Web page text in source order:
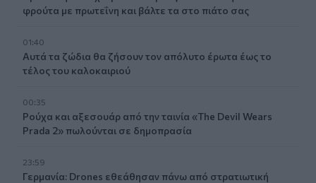
φρούτα με πρωτεΐνη και βάλτε τα στο πιάτο σας
01:40
Αυτά τα ζώδια θα ζήσουν τον απόλυτο έρωτα έως το
τέλος του καλοκαιριού
00:35
Ρούχα και αξεσουάρ από την ταινία «The Devil Wears
Prada 2» πωλούνται σε δημοπρασία
23:59
Γερμανία: Drones εθεάθησαν πάνω από στρατιωτική